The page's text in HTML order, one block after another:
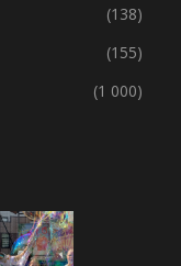
(1 007)
(138)
(155)